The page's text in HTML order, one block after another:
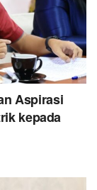
Aspirasi
kepada